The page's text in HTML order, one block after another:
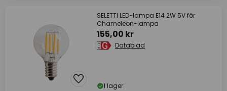
SELETTI LED-lampa E14 2W 5V för
Chameleon-lampa
155,00 kr
Datablad
I lager